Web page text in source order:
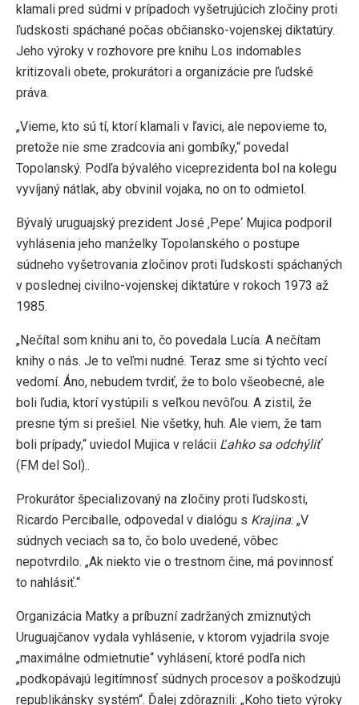
klamali pred súdmi v prípadoch vyšetrujúcich zločiny proti
ľudskosti spáchané počas občiansko-vojenskej diktatúry.
Jeho výroky v rozhovore pre knihu Los indomables
kritizovali obete, prokurátori a organizácie pre ľudské
práva.
„Vieme, kto sú tí, ktorí klamali v ľavici, ale nepovieme to,
pretože nie sme zradcovia ani gombíky,“ povedal
Topolanský. Podľa bývalého viceprezidenta bol na kolegu
vyvíjaný nátlak, aby obvinil vojaka, no on to odmietol.
Bývalý uruguajský prezident José ‚Pepe‘ Mujica podporil
vyhlásenia jeho manželky Topolanského o postupe
súdneho vyšetrovania zločinov proti ľudskosti spáchaných
v poslednej civilno-vojenskej diktatúre v rokoch 1973 až
1985.
„Nečítal som knihu ani to, čo povedala Lucía. A nečítam
knihy o nás. Je to veľmi nudné. Teraz sme si týchto vecí
vedomí. Áno, nebudem tvrdiť, že to bolo všeobecné, ale
boli ľudia, ktorí vystúpili s veľkou nevôľou. A zistil, že
presne tým si prešiel. Nie všetky, huh. Ale viem, že tam
boli prípady,“ uviedol Mujica v relácii Ľahko sa odchýliť
(FM del Sol)..
Prokurátor špecializovaný na zločiny proti ľudskosti,
Ricardo Perciballe, odpovedal v dialógu s Krajina: „V
súdnych veciach sa to, čo bolo uvedené, vôbec
nepotvrdilo. „Ak niekto vie o trestnom čine, má povinnosť
to nahlásiť.“
Organizácia Matky a príbuzní zadržaných zmiznutých
Uruguajčanov vydala vyhlásenie, v ktorom vyjadrila svoje
„maximálne odmietnutie“ vyhlásení, ktoré podľa nich
„podkopávajú legitímnosť súdnych procesov a poškodzujú
republikánsky systém“. Ďalej zdôraznili: „Koho tieto výroky